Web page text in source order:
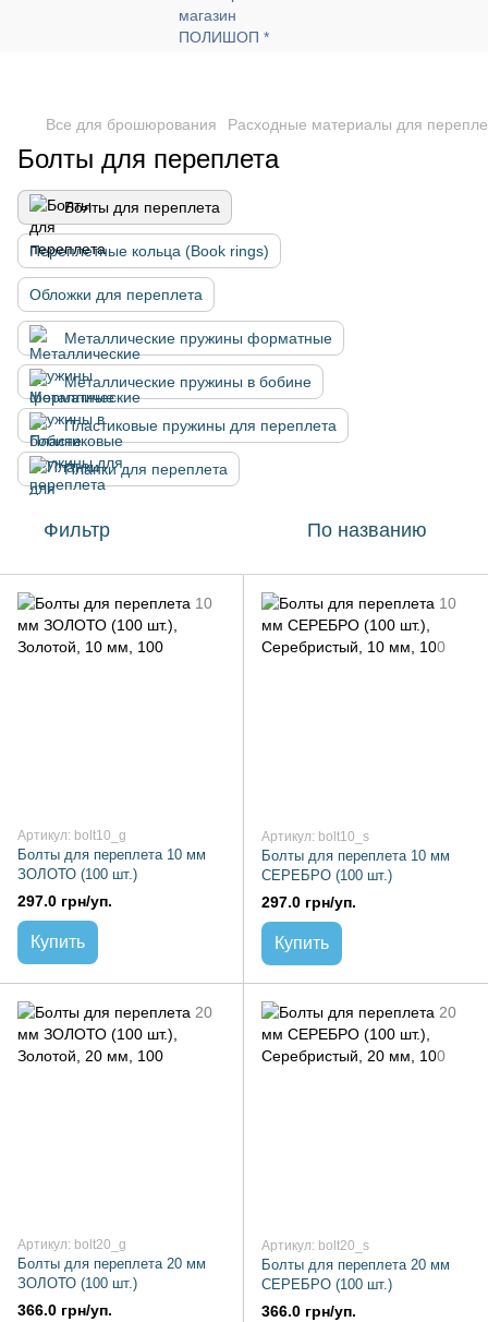
Все для брошюрования Расходные материалы для
Болты для переплета
Болты для переплета
Переплетные кольца (Book rings)
Обложки для переплета
Металлические пружины форматные
Металлические пружины в бобине
Пластиковые пружины для переплета
Планки для переплета
Фильтр По названию
Артикул: bolt10_g
Болты для переплета 10 мм
ЗОЛОТО (100 шт.)
297.0 грн/уп.
Купить
Артикул: bolt10_s
Болты для переплета 10 мм
СЕРЕБРО (100 шт.)
297.0 грн/уп.
Купить
Артикул: bolt20_g
Болты для переплета 20 мм
ЗОЛОТО (100 шт.)
366.0 грн/уп.
Артикул: bolt20_s
Болты для переплета 20 мм
СЕРЕБРО (100 шт.)
366.0 грн/уп.